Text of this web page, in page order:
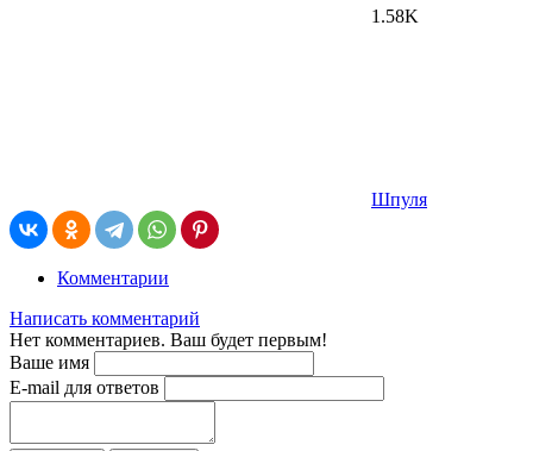
1.58K
Шпуля
Комментарии
Написать комментарий
Нет комментариев. Ваш будет первым!
Ваше имя
E-mail для ответов